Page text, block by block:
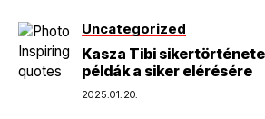
Uncategorized
Kasza Tibi
példák a siker elérésére
2025.01.20.